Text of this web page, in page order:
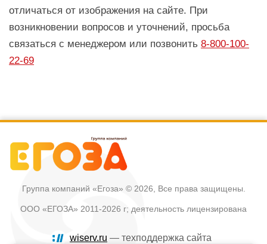
отличаться от изображения на сайте. При
возникновении вопросов и уточнений, просьба
связаться с менеджером или позвонить 8-800-100-
22-69
Группа компаний «Егоза» © 2026, Все права защищены.
ООО «ЕГОЗА» 2011-2026 г; деятельность лицензирована
wiserv.ru — техподдержка сайта